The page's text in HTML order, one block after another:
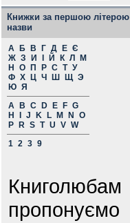
Книжки за першою літерою
назви
А Б В Г Д Е Є
Ж З И Й К Л
М
Н
О П Р С Т У
Ф Х Ц Ч Ш Щ Э
Ю Я
A
B C D E F G
H
J K L M N
O
P
R S T U V W
1 2 3 9
Книголюбам
пропонуємо